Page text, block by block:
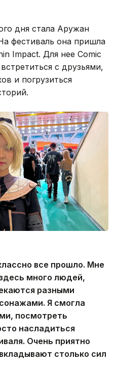
дня стала Аружан
фестиваль она пришла
Impact. Для нее Comic
с друзьями,
и погрузиться
все прошло. Мне
много людей,
разными
Я смогла
посмотреть
насладиться
Очень приятно
столько сил